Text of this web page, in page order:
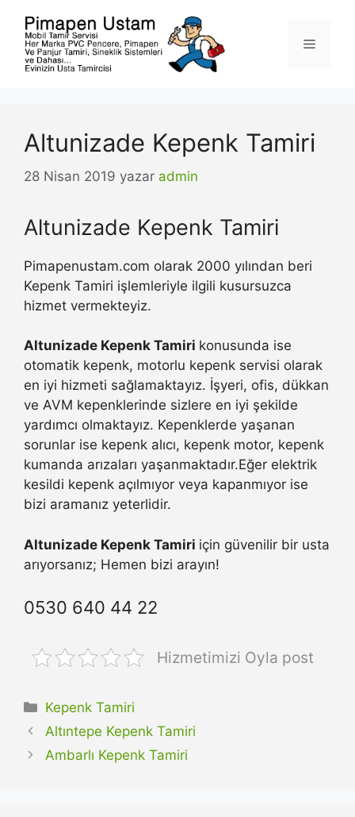
Menü
Altunizade Kepenk Tamiri
28 Nisan 2019 yazar admin
Altunizade Kepenk Tamiri
Pimapenustam.com olarak 2000 yılından beri
Kepenk Tamiri işlemleriyle ilgili kusursuzca
hizmet vermekteyiz.
Altunizade Kepenk Tamiri konusunda ise
otomatik kepenk, motorlu kepenk servisi olarak
en iyi hizmeti sağlamaktayız. İşyeri, ofis, dükkan
ve AVM kepenklerinde sizlere en iyi şekilde
yardımcı olmaktayız. Kepenklerde yaşanan
sorunlar ise kepenk alıcı, kepenk motor, kepenk
kumanda arızaları yaşanmaktadır.Eğer elektrik
kesildi kepenk açılmıyor veya kapanmıyor ise
bizi aramanız yeterlidir.
Altunizade Kepenk Tamiri için güvenilir bir usta
arıyorsanız; Hemen bizi arayın!
0530 640 44 22
Hizmetimizi Oyla post
Kategoriler
Kepenk Tamiri
Altıntepe Kepenk Tamiri
Ambarlı Kepenk Tamiri